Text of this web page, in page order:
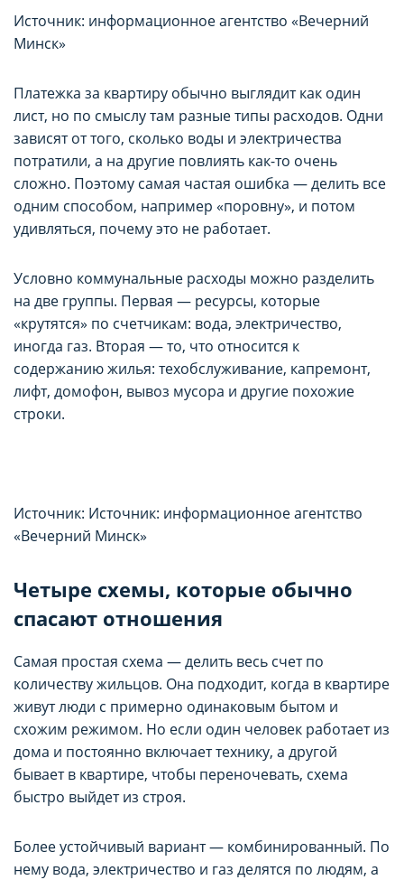
Источник: информационное агентство «Вечерний
Минск»
Платежка за квартиру обычно выглядит как один
лист, но по смыслу там разные типы расходов. Одни
зависят от того, сколько воды и электричества
потратили, а на другие повлиять как-то очень
сложно. Поэтому самая частая ошибка — делить все
одним способом, например «поровну», и потом
удивляться, почему это не работает.
Условно коммунальные расходы можно разделить
на две группы. Первая — ресурсы, которые
«крутятся» по счетчикам: вода, электричество,
иногда газ. Вторая — то, что относится к
содержанию жилья: техобслуживание, капремонт,
лифт, домофон, вывоз мусора и другие похожие
строки.
Источник: Источник: информационное агентство
«Вечерний Минск»
Четыре схемы, которые обычно
спасают отношения
Самая простая схема — делить весь счет по
количеству жильцов. Она подходит, когда в квартире
живут люди с примерно одинаковым бытом и
схожим режимом. Но если один человек работает из
дома и постоянно включает технику, а другой
бывает в квартире, чтобы переночевать, схема
быстро выйдет из строя.
Более устойчивый вариант — комбинированный. По
нему вода, электричество и газ делятся по людям, а